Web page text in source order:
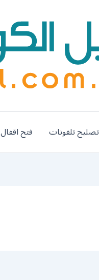
تصليح تلفونات فتح اقفال